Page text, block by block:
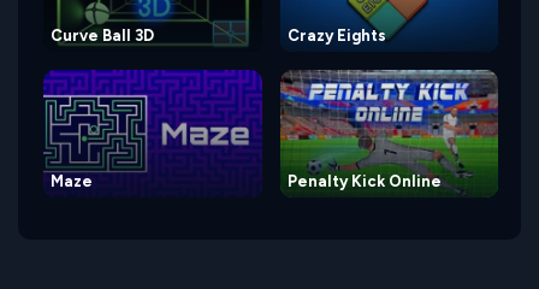
Curve Ball 3D Crazy Eights
Maze Penalty Kick Online